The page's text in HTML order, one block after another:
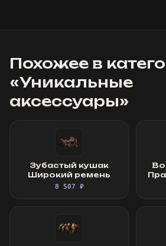
Похожее в
«Уникальные
аксессуары»
Зубастый кушак
Широкий ремень
8 507 ₽